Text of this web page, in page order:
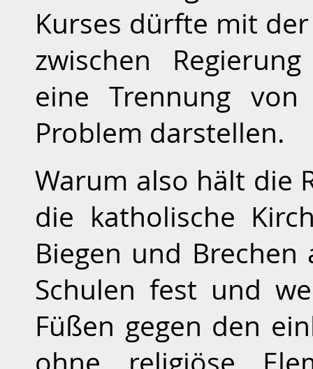
Kurses dürfte mit
zwischen
eine Trennung
Problem darstellen.
Warum also hält die
die katholische
Biegen und
Schulen fest und
Füßen gegen den